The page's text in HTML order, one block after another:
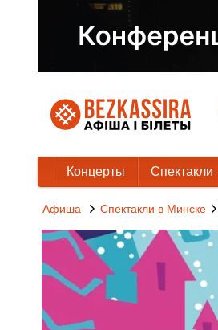
Концерты Спектакли
Афиша Спектакли в Минске